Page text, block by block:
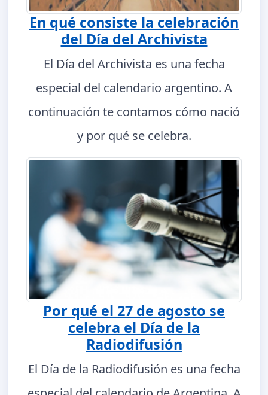
En qué consiste la celebración
del Día del Archivista
El Día del Archivista es una fecha
especial del calendario argentino. A
continuación te contamos cómo nació
y por qué se celebra.
Por qué el 27 de agosto se
celebra el Día de la
Radiodifusión
El Día de la Radiodifusión es una fecha